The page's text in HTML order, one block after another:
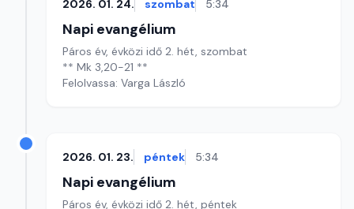
2026. 01. 24. szombat 5:34
Napi evangélium
Páros év, évközi idő 2. hét, szombat
** Mk 3,20-21 **
Felolvassa: Varga László
2026. 01. 23. péntek 5:34
Napi evangélium
Páros év, évközi idő 2. hét, péntek